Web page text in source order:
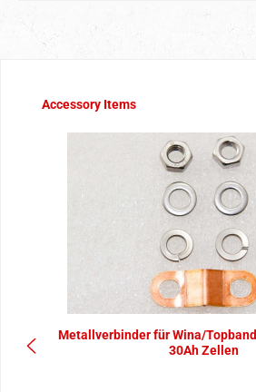
Produktgalerie überspringen
Accessory Items
Metallverbinder für Wina/Topband 20Ah, 25Ah und
30Ah Zellen